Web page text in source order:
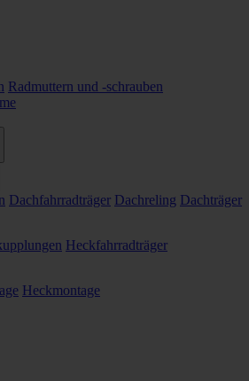
Radmuttern und -schrauben
Dachfahrradträger Dachreling Dachträger
Heckfahrradträger
Heckmontage